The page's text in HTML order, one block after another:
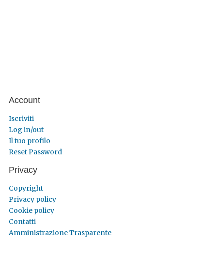
Account
Iscriviti
Log in/out
Il tuo profilo
Reset Password
Privacy
Copyright
Privacy policy
Cookie policy
Contatti
Amministrazione Trasparente